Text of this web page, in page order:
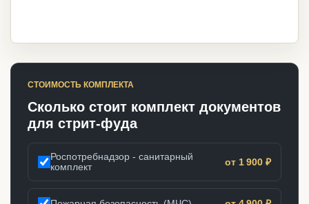
СТОИМОСТЬ КОМПЛЕКТА
Сколько стоит комплект документов
для стрит-фуда
Роспотребнадзор - санитарный
комплект
от 1 900 ₽